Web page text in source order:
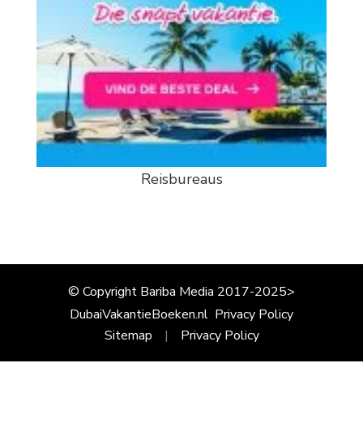
Reisbureaus
© Copyright Bariba Media 2017-2025>
DubaiVakantieBoeken.nl Privacy Policy
Sitemap
Privacy Policy